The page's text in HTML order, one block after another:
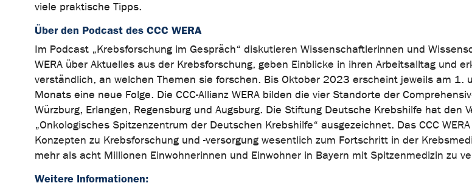
viele praktische Tipps.
Über den Podcast des CCC WERA
Im Podcast „Krebsforschung im Gespräch“ diskutieren Wissenschaftlerinnen und
WERA über Aktuelles aus der Krebsforschung, geben Einblicke in ihren Arbeitsalltag und
verständlich, an welchen Themen sie forschen. Bis Oktober 2023 erscheint jeweils am 1.
Monats eine neue Folge. Die CCC-Allianz WERA bilden die vier Standorte der
Würzburg, Erlangen, Regensburg und Augsburg. Die Stiftung Deutsche Krebshilfe hat den
„Onkologisches Spitzenzentrum der Deutschen Krebshilfe“ ausgezeichnet. Das CCC
Konzepten zu Krebsforschung und -versorgung wesentlich zum Fortschritt in der
mehr als acht Millionen Einwohnerinnen und Einwohner in Bayern mit Spitzenmedizin zu
Weitere Informationen: